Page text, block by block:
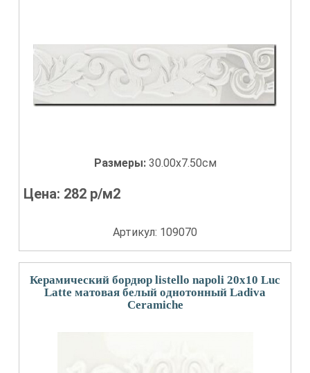
Размеры: 30.00x7.50см
Цена: 282 р/м2
Артикул: 109070
Керамический бордюр listello napoli 20x10 Luc
Latte матовая белый однотонный Ladiva
Сeramiche